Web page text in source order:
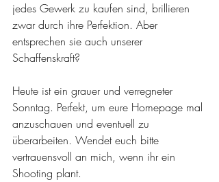
jedes Gewerk zu kaufen sind, brillieren
zwar durch ihre Perfektion. Aber
entsprechen sie auch unserer
Schaffenskraft?
Heute ist ein grauer und verregneter
Sonntag. Perfekt, um eure Homepage mal
anzuschauen und eventuell zu
überarbeiten. Wendet euch bitte
vertrauensvoll an mich, wenn ihr ein
Shooting plant.